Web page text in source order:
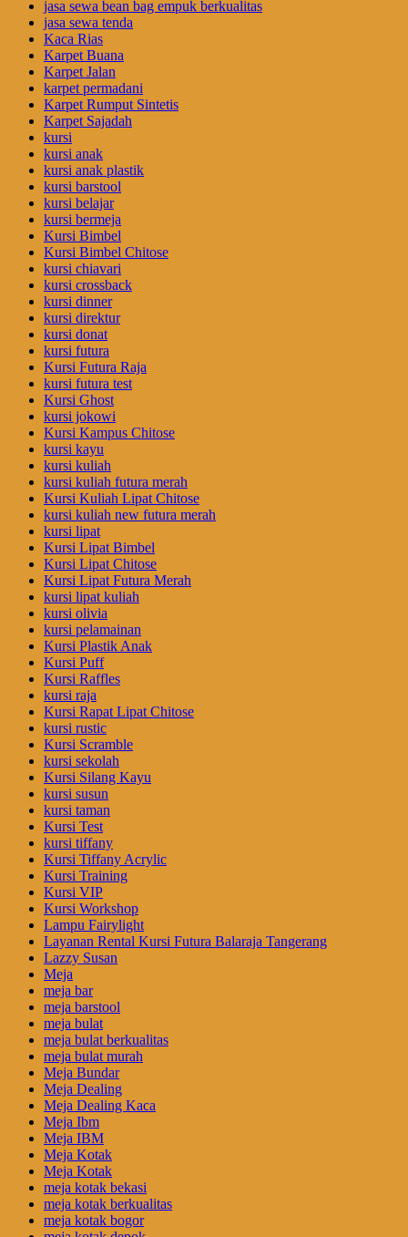
jasa sewa bean bag empuk berkualitas
jasa sewa tenda
Kaca Rias
Karpet Buana
Karpet Jalan
karpet permadani
Karpet Rumput Sintetis
Karpet Sajadah
kursi
kursi anak
kursi anak plastik
kursi barstool
kursi belajar
kursi bermeja
Kursi Bimbel
Kursi Bimbel Chitose
kursi chiavari
kursi crossback
kursi dinner
kursi direktur
kursi donat
kursi futura
Kursi Futura Raja
kursi futura test
Kursi Ghost
kursi jokowi
Kursi Kampus Chitose
kursi kayu
kursi kuliah
kursi kuliah futura merah
Kursi Kuliah Lipat Chitose
kursi kuliah new futura merah
kursi lipat
Kursi Lipat Bimbel
Kursi Lipat Chitose
Kursi Lipat Futura Merah
kursi lipat kuliah
kursi olivia
kursi pelamainan
Kursi Plastik Anak
Kursi Puff
Kursi Raffles
kursi raja
Kursi Rapat Lipat Chitose
kursi rustic
Kursi Scramble
kursi sekolah
Kursi Silang Kayu
kursi susun
kursi taman
Kursi Test
kursi tiffany
Kursi Tiffany Acrylic
Kursi Training
Kursi VIP
Kursi Workshop
Lampu Fairylight
Layanan Rental Kursi Futura Balaraja Tangerang
Lazzy Susan
Meja
meja bar
meja barstool
meja bulat
meja bulat berkualitas
meja bulat murah
Meja Bundar
Meja Dealing
Meja Dealing Kaca
Meja Ibm
Meja IBM
Meja Kotak
Meja Kotak
meja kotak bekasi
meja kotak berkualitas
meja kotak bogor